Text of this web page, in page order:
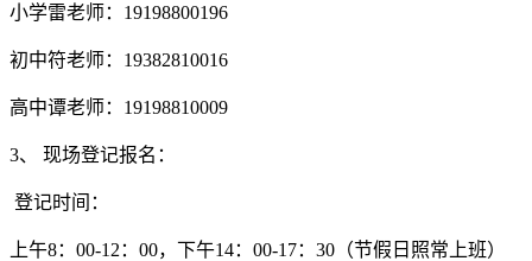
小学雷老师：19198800196
初中符老师：19382810016
高中谭老师：19198810009
3、 现场登记报名：
登记时间：
上午8：00-12：00，下午14：00-17：30（节假日照常上班）